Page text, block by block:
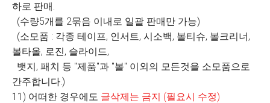
하로 판매.
(수량5개를 2묶음 이내로 일괄 판매만 가능)
(소모품 : 각종 테이프, 인서트, 시소백, 볼티슈, 볼크리너,
볼타올, 로진, 슬라이드,
뱃지, 패치 등 "제품"과 "볼" 이외의 모든것을 소모품으로
간주합니다.)
11) 어떠한 경우에도 글삭제는 금지 (필요시 수정)